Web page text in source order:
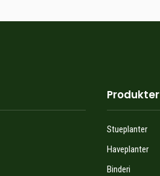
Produkter
Stueplanter
Haveplanter
Binderi